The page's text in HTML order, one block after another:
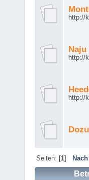
http://
Naju
http://
http://
Seiten: [1]